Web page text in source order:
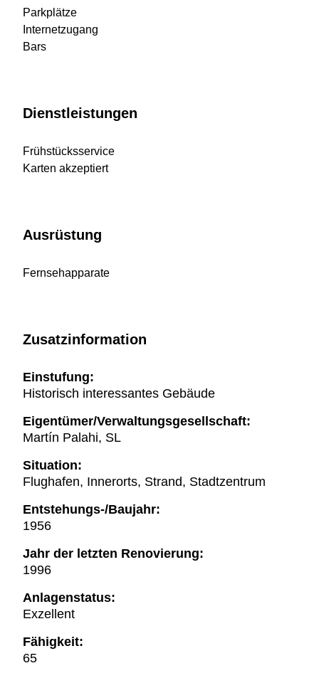
Parkplätze
Internetzugang
Bars
Dienstleistungen
Frühstücksservice
Karten akzeptiert
Ausrüstung
Fernsehapparate
Zusatzinformation
Einstufung:
Historisch interessantes Gebäude
Eigentümer/Verwaltungsgesellschaft:
Martín Palahi, SL
Situation:
Flughafen, Innerorts, Strand, Stadtzentrum
Entstehungs-/Baujahr:
1956
Jahr der letzten Renovierung:
1996
Anlagenstatus:
Exzellent
Fähigkeit:
65